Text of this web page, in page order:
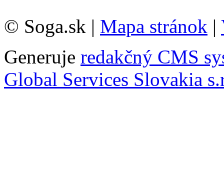
© Soga.sk | Mapa stránok |
Generuje redakčný CMS
Global Services Slovakia